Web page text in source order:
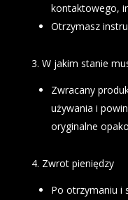
kontaktowego,
Otrzymasz
3. W jakim stanie
Zwracany
używania i
oryginalne
4. Zwrot pieniędzy
Po otrzymaniu i